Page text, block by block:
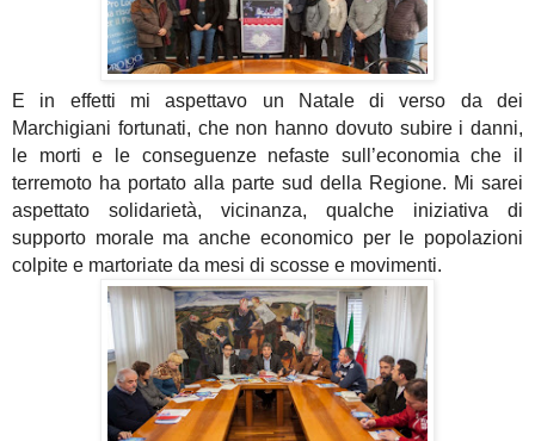
E in effetti mi aspettavo un Natale di verso da dei
Marchigiani fortunati, che non hanno dovuto subire i danni,
le morti e le conseguenze nefaste sull’economia che il
terremoto ha portato alla parte sud della Regione. Mi sarei
aspettato solidarietà, vicinanza, qualche iniziativa di
supporto morale ma anche economico per le popolazioni
colpite e martoriate da mesi di scosse e movimenti.